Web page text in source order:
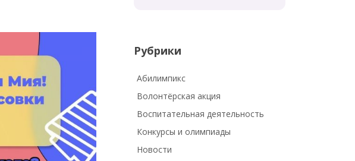
Рубрики
Абилимпикс
Волонтёрская акция
Воспитательная деятельность
Конкурсы и олимпиады
Новости